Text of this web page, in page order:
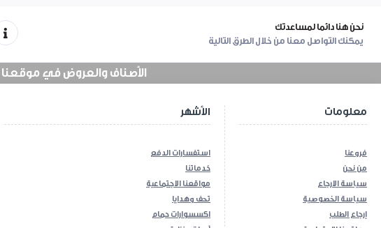
نحن هنا دائما لمساعدتك
يمكنك التواصل معنا من خلال الطرق التالية
الأصناف والعروض في موقعنا
الأشهر
استفسارات الدفع
خدماتنا
مواقعنا الاجتماعية
تحف وهدايا
اكسسوارات حمام
معلومات
فروعنا
من نحن
سياسة الارجاع
سياسة الخصوصية
إرجاع الطلب